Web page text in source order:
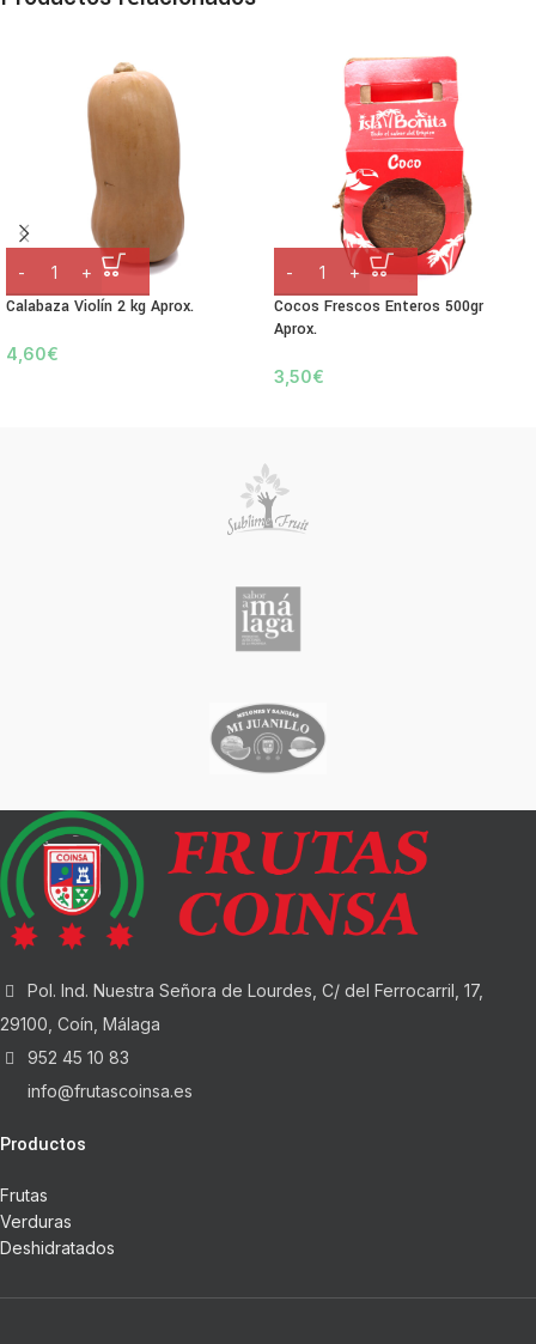
Calabaza Violín 2 kg Aprox.
4,60€
Cocos Frescos Enteros 500gr
Aprox.
3,50€
Pol. Ind. Nuestra Señora de Lourdes, C/ del Ferrocarril, 17,
29100, Coín, Málaga
952 45 10 83
info@frutascoinsa.es
Productos
Frutas
Verduras
Deshidratados